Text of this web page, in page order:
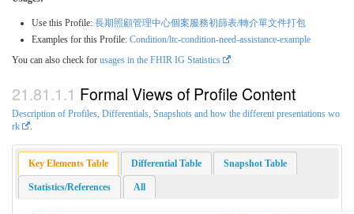
Use this Profile: 長期照顧管理中心個案服務初篩表/轉介單文件打包
Examples for this Profile: Condition/ltc-condition-need-assistance-example
You can also check for usages in the FHIR IG Statistics
Formal Views of Profile Content
Description of Profiles, Differentials, Snapshots and how the different presentations wo
rk
Key Elements Table Differential Table Snapshot Table
Statistics/References All